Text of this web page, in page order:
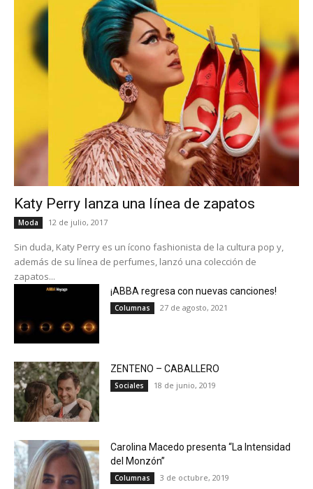
Katy Perry lanza una línea de zapatos
Moda 12 de julio, 2017
Sin duda, Katy Perry es un ícono fashionista de la cultura pop y,
además de su línea de perfumes, lanzó una colección de
zapatos...
¡ABBA regresa con nuevas canciones!
Columnas 27 de agosto, 2021
ZENTENO – CABALLERO
Sociales 18 de junio, 2019
Carolina Macedo presenta “La Intensidad
del Monzón”
Columnas 3 de octubre, 2019